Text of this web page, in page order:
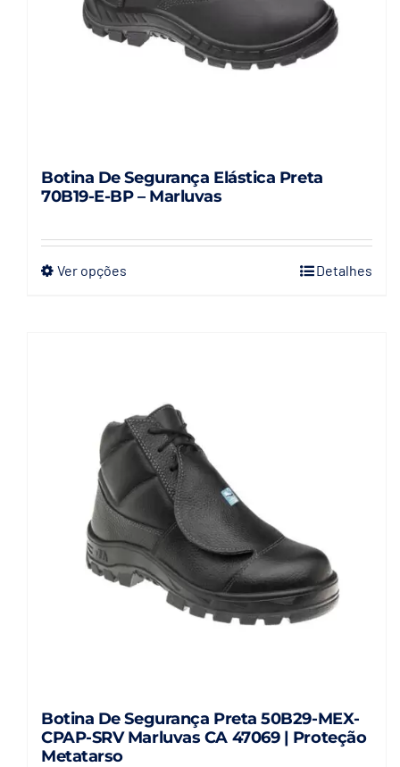
Botina De Segurança Elástica Preta
70B19-E-BP – Marluvas
Ver opçõesEste
opções
podem
ser
escolhidas
na
página
do
Detalhes
Botina De Segurança Preta 50B29-MEX-
CPAP-SRV Marluvas CA 47069 | Proteção
Metatarso